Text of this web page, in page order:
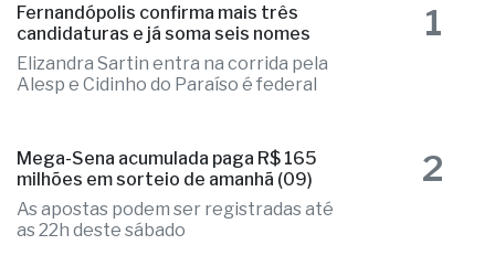
Fernandópolis confirma mais três
candidaturas e já soma seis nomes
Elizandra Sartin entra na corrida pela
Alesp e Cidinho do Paraíso é federal
1
Mega-Sena acumulada paga R$ 165
milhões em sorteio de amanhã (09)
As apostas podem ser registradas até
as 22h deste sábado
2